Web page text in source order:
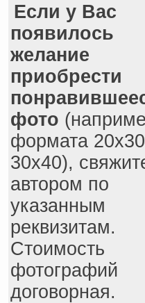
Если у Вас
появилось
желание
приобрести
фото
формата
30x40),
автором по
указанным
реквизитам.
Стоимость
фотографий
договорная.